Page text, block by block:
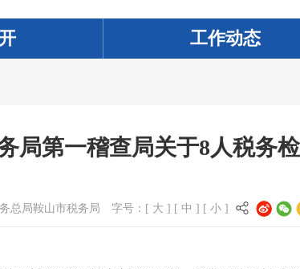
工作动态
局第一稽查局关于8人税务
总局鞍山市税务局 字号：[ 大 ] [ 中 ] [ 小 ]